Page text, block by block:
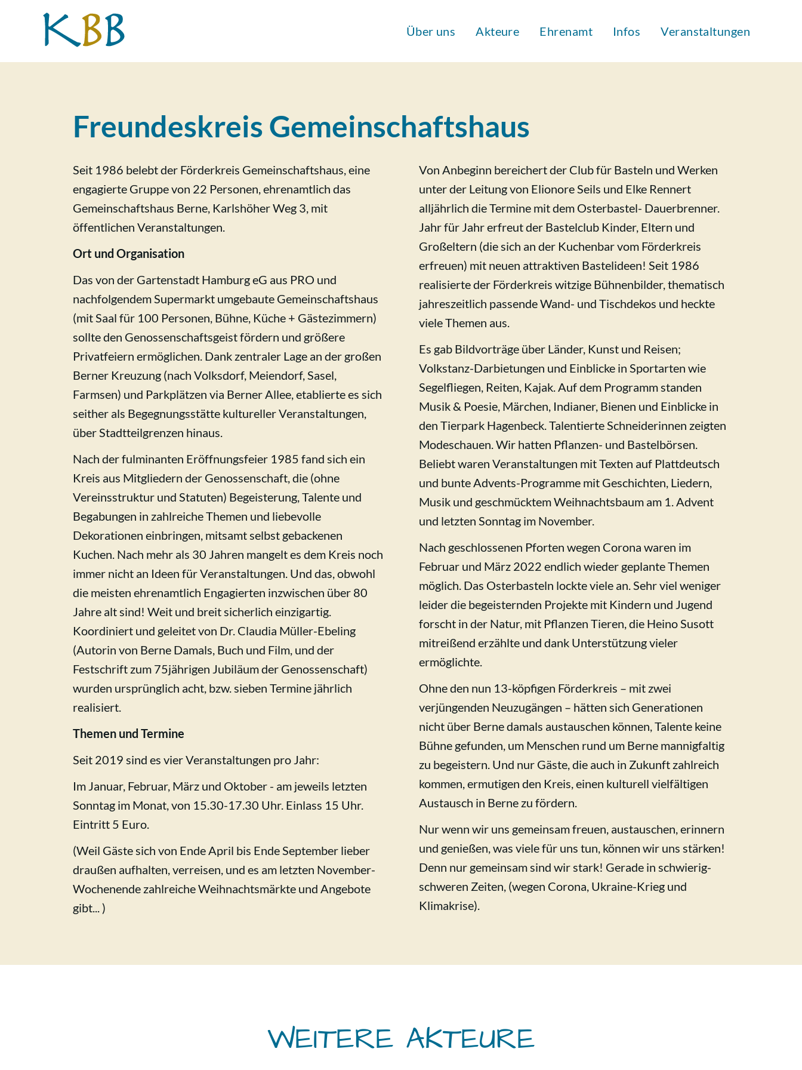
Hauptnavigation
Seitenspalte
Berne
Gemeinschaft
Über uns Akteure Ehrenamt Infos Veranstaltungen
Freundeskreis Gemeinschaftshaus
Seit 1986 belebt der Förderkreis Gemeinschaftshaus, eine
engagierte Gruppe von 22 Personen, ehrenamtlich das
Gemeinschaftshaus Berne, Karlshöher Weg 3, mit
öffentlichen Veranstaltungen.
Ort und Organisation
Das von der Gartenstadt Hamburg eG aus PRO und
nachfolgendem Supermarkt umgebaute Gemeinschaftshaus
(mit Saal für 100 Personen, Bühne, Küche + Gästezimmern)
sollte den Genossenschaftsgeist fördern und größere
Privatfeiern ermöglichen. Dank zentraler Lage an der großen
Berner Kreuzung (nach Volksdorf, Meiendorf, Sasel,
Farmsen) und Parkplätzen via Berner Allee, etablierte es sich
seither als Begegnungsstätte kultureller Veranstaltungen,
über Stadtteilgrenzen hinaus.
Nach der fulminanten Eröffnungsfeier 1985 fand sich ein
Kreis aus Mitgliedern der Genossenschaft, die (ohne
Vereinsstruktur und Statuten) Begeisterung, Talente und
Begabungen in zahlreiche Themen und liebevolle
Dekorationen einbringen, mitsamt selbst gebackenen
Kuchen. Nach mehr als 30 Jahren mangelt es dem Kreis noch
immer nicht an Ideen für Veranstaltungen. Und das, obwohl
die meisten ehrenamtlich Engagierten inzwischen über 80
Jahre alt sind! Weit und breit sicherlich einzigartig.
Koordiniert und geleitet von Dr. Claudia Müller-Ebeling
(Autorin von Berne Damals, Buch und Film, und der
Festschrift zum 75jährigen Jubiläum der Genossenschaft)
wurden ursprünglich acht, bzw. sieben Termine jährlich
realisiert.
Themen und Termine
Seit 2019 sind es vier Veranstaltungen pro Jahr:
Im Januar, Februar, März und Oktober - am jeweils letzten
Sonntag im Monat, von 15.30-17.30 Uhr. Einlass 15 Uhr.
Eintritt 5 Euro.
(Weil Gäste sich von Ende April bis Ende September lieber
draußen aufhalten, verreisen, und es am letzten November-
Wochenende zahlreiche Weihnachtsmärkte und Angebote
gibt... )
Von Anbeginn bereichert der Club für Basteln und Werken
unter der Leitung von Elionore Seils und Elke Rennert
alljährlich die Termine mit dem Osterbastel- Dauerbrenner.
Jahr für Jahr erfreut der Bastelclub Kinder, Eltern und
Großeltern (die sich an der Kuchenbar vom Förderkreis
erfreuen) mit neuen attraktiven Bastelideen! Seit 1986
realisierte der Förderkreis witzige Bühnenbilder, thematisch
jahreszeitlich passende Wand- und Tischdekos und heckte
viele Themen aus.
Es gab Bildvorträge über Länder, Kunst und Reisen;
Volkstanz-Darbietungen und Einblicke in Sportarten wie
Segelfliegen, Reiten, Kajak. Auf dem Programm standen
Musik & Poesie, Märchen, Indianer, Bienen und Einblicke in
den Tierpark Hagenbeck. Talentierte Schneiderinnen zeigten
Modeschauen. Wir hatten Pflanzen- und Bastelbörsen.
Beliebt waren Veranstaltungen mit Texten auf Plattdeutsch
und bunte Advents-Programme mit Geschichten, Liedern,
Musik und geschmücktem Weihnachtsbaum am 1. Advent
und letzten Sonntag im November.
Nach geschlossenen Pforten wegen Corona waren im
Februar und März 2022 endlich wieder geplante Themen
möglich. Das Osterbasteln lockte viele an. Sehr viel weniger
leider die begeisternden Projekte mit Kindern und Jugend
forscht in der Natur, mit Pflanzen Tieren, die Heino Susott
mitreißend erzählte und dank Unterstützung vieler
ermöglichte.
Ohne den nun 13-köpfigen Förderkreis – mit zwei
verjüngenden Neuzugängen – hätten sich Generationen
nicht über Berne damals austauschen können, Talente keine
Bühne gefunden, um Menschen rund um Berne mannigfaltig
zu begeistern. Und nur Gäste, die auch in Zukunft zahlreich
kommen, ermutigen den Kreis, einen kulturell vielfältigen
Austausch in Berne zu fördern.
Nur wenn wir uns gemeinsam freuen, austauschen, erinnern
und genießen, was viele für uns tun, können wir uns stärken!
Denn nur gemeinsam sind wir stark! Gerade in schwierig-
schweren Zeiten, (wegen Corona, Ukraine-Krieg und
Klimakrise).
WEITERE AKTEURE